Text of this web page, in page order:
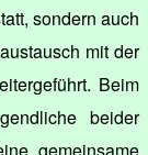
sondern auch
mit der
Beim
beider
gemeinsame